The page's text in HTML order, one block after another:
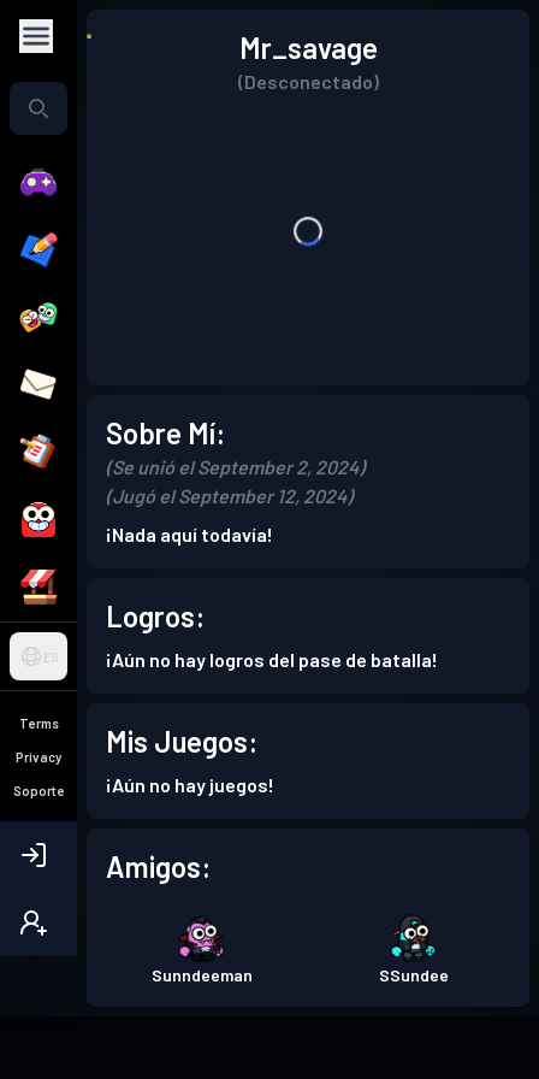
ES
Terms
Privacy
Soporte
Mr_savage
(Desconectado)
Sobre Mí:
(Se unió el September 2, 2024)
(Jugó el September 12, 2024)
¡Nada aquí todavía!
Logros:
¡Aún no hay logros del pase de batalla!
Mis Juegos:
¡Aún no hay juegos!
Amigos:
Sunndeeman SSundee